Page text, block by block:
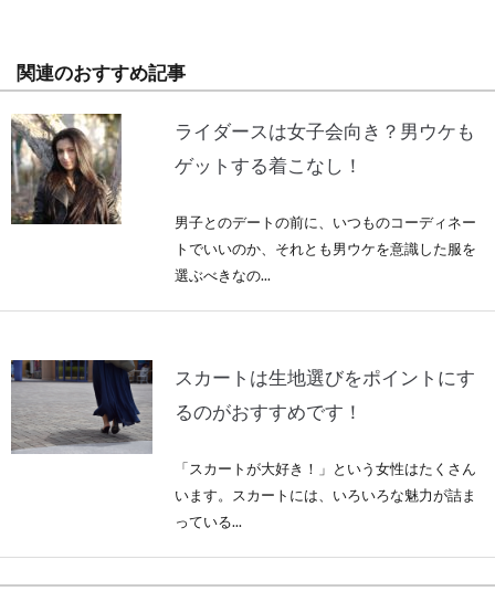
関連のおすすめ記事
ライダースは女子会向き？男ウケも
ゲットする着こなし！
男子とのデートの前に、いつものコーディネー
トでいいのか、それとも男ウケを意識した服を
選ぶべきなの...
スカートは生地選びをポイントにす
るのがおすすめです！
「スカートが大好き！」という女性はたくさん
います。スカートには、いろいろな魅力が詰ま
っている...